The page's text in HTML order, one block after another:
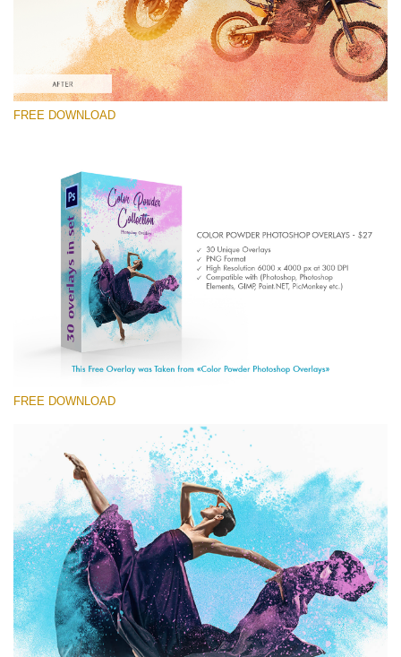
Small 800*533px
Color Powder
(30 Overlays)
Large 6000*4000px
Entire Collection
(1783 Overlays)
Large 6000*4000px
무료 다운로드
FREE DOWNLOAD
FREE DOWNLOAD